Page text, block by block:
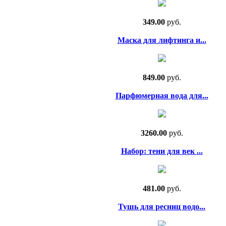
349.00руб.
Маска для лифтинга и...
849.00руб.
Парфюмерная вода для...
3260.00руб.
Набор: тени для век ...
481.00руб.
Тушь для ресниц водо...